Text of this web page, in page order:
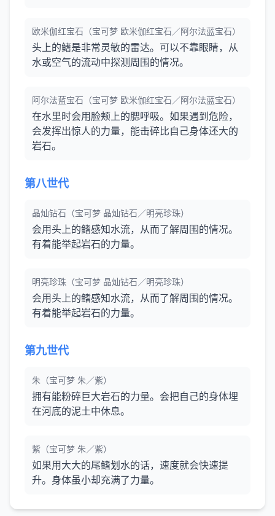
欧米伽红宝石（宝可梦 欧米伽红宝石／阿尔法蓝宝石）
头上的鳍是非常灵敏的雷达。可以不靠眼睛，从
水或空气的流动中探测周围的情况。
阿尔法蓝宝石（宝可梦 欧米伽红宝石／阿尔法蓝宝石）
在水里时会用脸颊上的腮呼吸。如果遇到危险，
会发挥出惊人的力量，能击碎比自己身体还大的
岩石。
第八世代
晶灿钻石（宝可梦 晶灿钻石／明亮珍珠）
会用头上的鳍感知水流，从而了解周围的情况。
有着能举起岩石的力量。
明亮珍珠（宝可梦 晶灿钻石／明亮珍珠）
会用头上的鳍感知水流，从而了解周围的情况。
有着能举起岩石的力量。
第九世代
朱（宝可梦 朱／紫）
拥有能粉碎巨大岩石的力量。会把自己的身体埋
在河底的泥土中休息。
紫（宝可梦 朱／紫）
如果用大大的尾鳍划水的话，速度就会快速提
升。身体虽小却充满了力量。